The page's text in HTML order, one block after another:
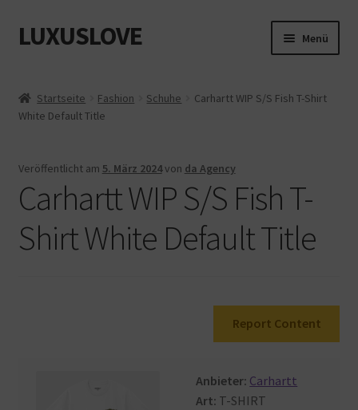
Zur
Navigation
Zum
Inhalt
LUXUSLOVE Menü
Cookie-Richtlinie (EU)
Datenschutz
Impressum
Kasse
Startseite Fashion Schuhe
Carhartt WIP S/S Fish T-Shirt
White Default Title
Veröffentlicht am 5. März 2024von da Agency
Carhartt WIP S/S Fish T-
Shirt White Default Title
Report Content
Anbieter: Carhartt
Art: T-SHIRT